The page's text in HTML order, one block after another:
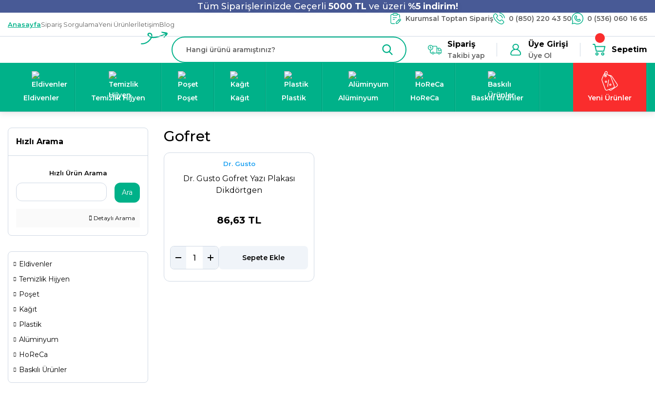
Tüm Siparişlerinizde Geçerli 5000 TL ve üzeri %5 indirim!
AnasayfaSipariş SorgulamaYeni ÜrünlerİletişimBlog
Kurumsal Toptan Sipariş 0 (850) 220 43 50 0 (536) 060 16 65
Sipariş
Takibi yap
Üye Girişi
Üye Ol
Sepetim
Eldivenler Temizlik Hijyen Poşet Kağıt Plastik Alüminyum HoReCa Baskılı Ürünler Yeni Ürünler
Hızlı Arama
Hızlı Ürün Arama
Ara
Detaylı Arama
Eldivenler
Temizlik Hijyen
Poşet
Kağıt
Plastik
Alüminyum
HoReCa
Baskılı Ürünler
Gofret
Dr. Gusto
Dr. Gusto Gofret Yazı Plakası
Dikdörtgen
86,63 TL
Sepete Ekle